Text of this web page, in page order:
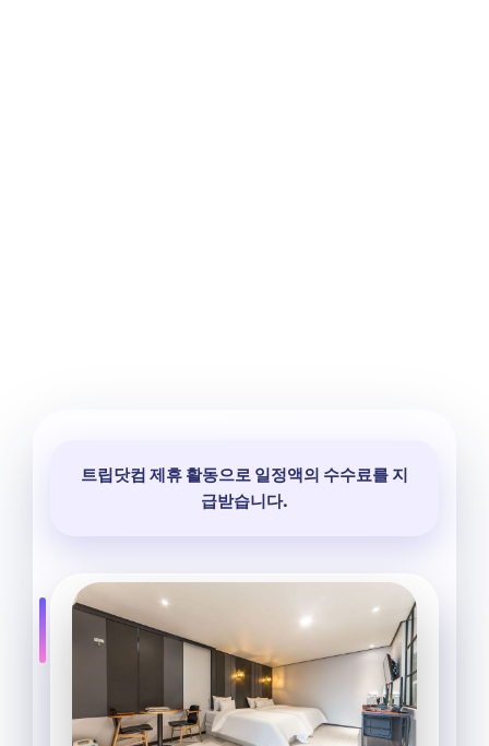
트립닷컴 제휴 활동으로 일정액의 수수료를 지
급받습니다.